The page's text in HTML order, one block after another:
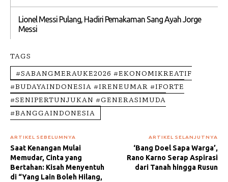
Lionel Messi Pulang, Hadiri Pemakaman Sang Ayah Jorge
Messi
TAGS
#SABANGMERAUKE2026 #EKONOMIKREATIF
#BUDAYAINDONESIA #IRENEUMAR #IFORTE
#SENIPERTUNJUKAN #GENERASIMUDA
#BANGGAINDONESIA
ARTIKEL SEBELUMNYA
Saat Kenangan Mulai
Memudar, Cinta yang
Bertahan: Kisah Menyentuh
di “Yang Lain Boleh Hilang,
ARTIKEL SELANJUTNYA
‘Bang Doel Sapa Warga’,
Rano Karno Serap Aspirasi
dari Tanah hingga Rusun